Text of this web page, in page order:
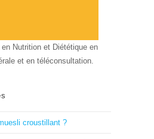
Nutrition et Diététique en
et en téléconsultation.
croustillant ?